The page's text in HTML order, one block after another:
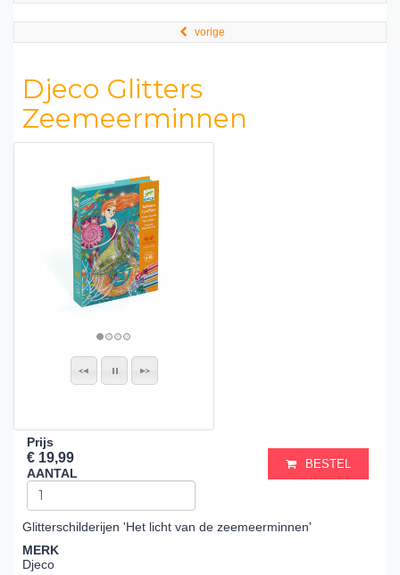
vorige
Djeco Glitters
Zeemeerminnen
Prijs
€ 19,99
AANTAL
BESTEL
Glitterschilderijen 'Het licht van de zeemeerminnen'
MERK
Djeco